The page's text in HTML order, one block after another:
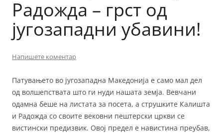
Радожда – грст од
југозападни убавини!
Напишете коментар
Патувањето во југозападна Македонија е само мал дел
од волшепствата што ги нуди нашата земја. Вевчани
одамна беше на листата за посета, а струшките Калишта
и Радожда со своите вековни пештерски цркви се
вистински предизвик. Овој предел е навистина преубав,